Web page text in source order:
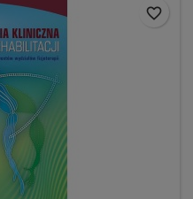
favorite_border